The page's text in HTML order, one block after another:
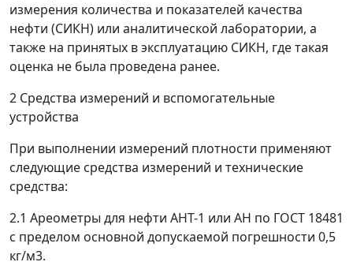
измерения количества и показателей качества
нефти (СИКН) или аналитической лаборатории, а
также на принятых в эксплуатацию СИКН, где такая
оценка не была проведена ранее.
2 Средства измерений и вспомогательные
устройства
При выполнении измерений плотности применяют
следующие средства измерений и технические
средства:
2.1 Ареометры для нефти АНТ-1 или АН по ГОСТ 18481
с пределом основной допускаемой погрешности 0,5
кг/м3.